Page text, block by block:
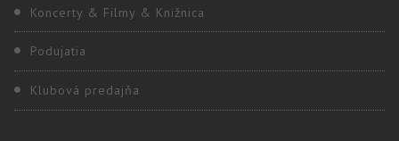
Koncerty & Filmy & Knižnica
Podujatia
Klubová predajňa